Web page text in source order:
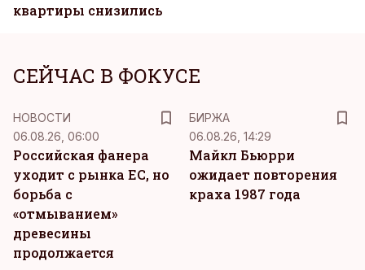
квартиры снизились
СЕЙЧАС В ФОКУСЕ
НОВОСТИ
06.08.26, 06:00
Российская фанера
уходит с рынка ЕС, но
борьба с
«отмыванием»
древесины
продолжается
БИРЖА
06.08.26, 14:29
Майкл Бьюрри
ожидает повторения
краха 1987 года